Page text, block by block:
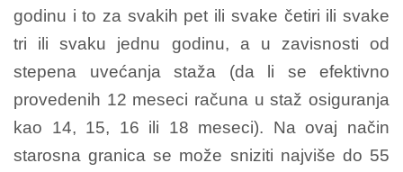
godinu i to za svakih pet ili svake četiri ili svake
tri ili svaku jednu godinu, a u zavisnosti od
stepena uvećanja staža (da li se efektivno
provedenih 12 meseci računa u staž osiguranja
kao 14, 15, 16 ili 18 meseci). Na ovaj način
starosna granica se može sniziti najviše do 55